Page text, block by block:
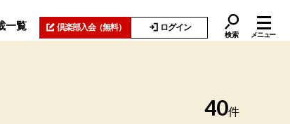
一覧 倶楽部入会（無料） ログイン
検索 メニュー
40件